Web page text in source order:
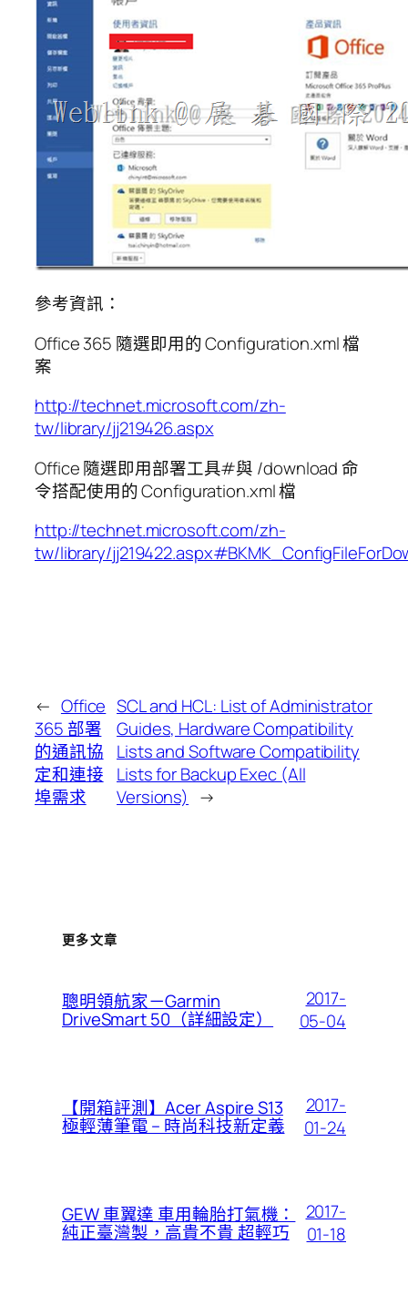
參考資訊：
Office 365 隨選即用的 Configuration.xml 檔
案
http://technet.microsoft.com/zh-
tw/library/jj219426.aspx
Office 隨選即用部署工具#與 /download 命
令搭配使用的 Configuration.xml 檔
http://technet.microsoft.com/zh-
tw/library/
← Office
365 部署
的通訊協
定和連接
埠需求
SCL and HCL: List of Administrator
Guides, Hardware Compatibility
Lists and Software Compatibility
Lists for Backup Exec (All
Versions) →
更多文章
聰明領航家－Garmin
DriveSmart 50（詳細設定）
2017-
05-04
【開箱評測】Acer Aspire S13
極輕薄筆電 – 時尚科技新定義
2017-
01-24
GEW 車翼達 車用輪胎打氣機：
純正臺灣製，高貴不貴 超輕巧
2017-
01-18